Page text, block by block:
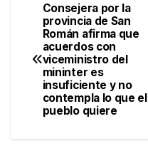
Navegación
de
entradas
Consejera por la
provincia de San
Román afirma que
acuerdos con
viceministro del
mininter es
insuficiente y no
contempla lo que el
pueblo quiere